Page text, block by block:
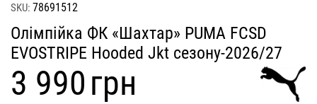
SKU: 78691512
Олімпійка ФК «Шахтар» PUMA FCSD
EVOSTRIPE Hooded Jkt сезону-2026/27
‍3 990‍грн